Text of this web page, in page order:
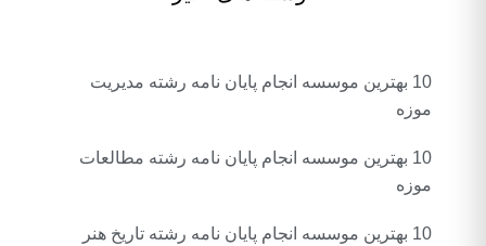
10 بهترین موسسه انجام پایان نامه رشته مدیریت
موزه
10 بهترین موسسه انجام پایان نامه رشته مطالعات
موزه
10 بهترین موسسه انجام پایان نامه رشته تاریخ هنر